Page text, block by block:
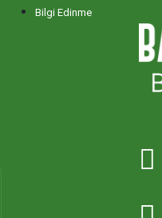
Bilgi Edinme